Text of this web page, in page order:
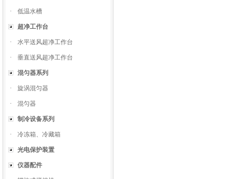
· 低温水槽
超净工作台
· 水平送风超净工作台
· 垂直送风超净工作台
混匀器系列
· 旋涡混匀器
· 混匀器
制冷设备系列
· 冷冻箱、冷藏箱
光电保护装置
仪器配件